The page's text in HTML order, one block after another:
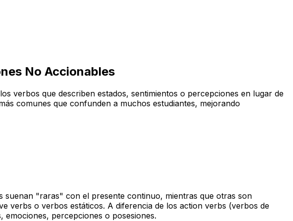
No Accionables
verbos que describen estados, sentimientos o percepciones en lugar de
comunes que confunden a muchos estudiantes, mejorando
suenan "raras" con el presente continuo, mientras que otras son
verbs o verbos estáticos. A diferencia de los action verbs (verbos de
emociones, percepciones o posesiones.